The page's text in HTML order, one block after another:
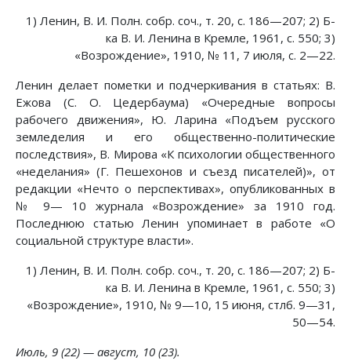
1) Ленин, В. И. Полн. собр. соч., т. 20, с. 186—207; 2) Б-
ка В. И. Ленина в Кремле, 1961, с. 550; 3)
«Возрождение», 1910, № 11, 7 июля, с. 2—22.
Ленин делает пометки и подчеркивания в статьях: В.
Ежова (С. О. Цедербаума) «Очередные вопросы
рабочего движения», Ю. Ларина «Подъем русского
земледелия и его общественно-политические
последствия», В. Мирова «К психологии общественного
«неделания» (Г. Пешехонов и съезд писателей)», от
редакции «Нечто о перспективах», опубликованных в
№ 9— 10 журнала «Возрождение» за 1910 год.
Последнюю статью Ленин упоминает в работе «О
социальной структуре власти».
1) Ленин, В. И. Полн. собр. соч., т. 20, с. 186—207; 2) Б-
ка В. И. Ленина в Кремле, 1961, с. 550; 3)
«Возрождение», 1910, № 9—10, 15 июня, стлб. 9—31,
50—54.
Июль, 9 (22) — август, 10 (23).